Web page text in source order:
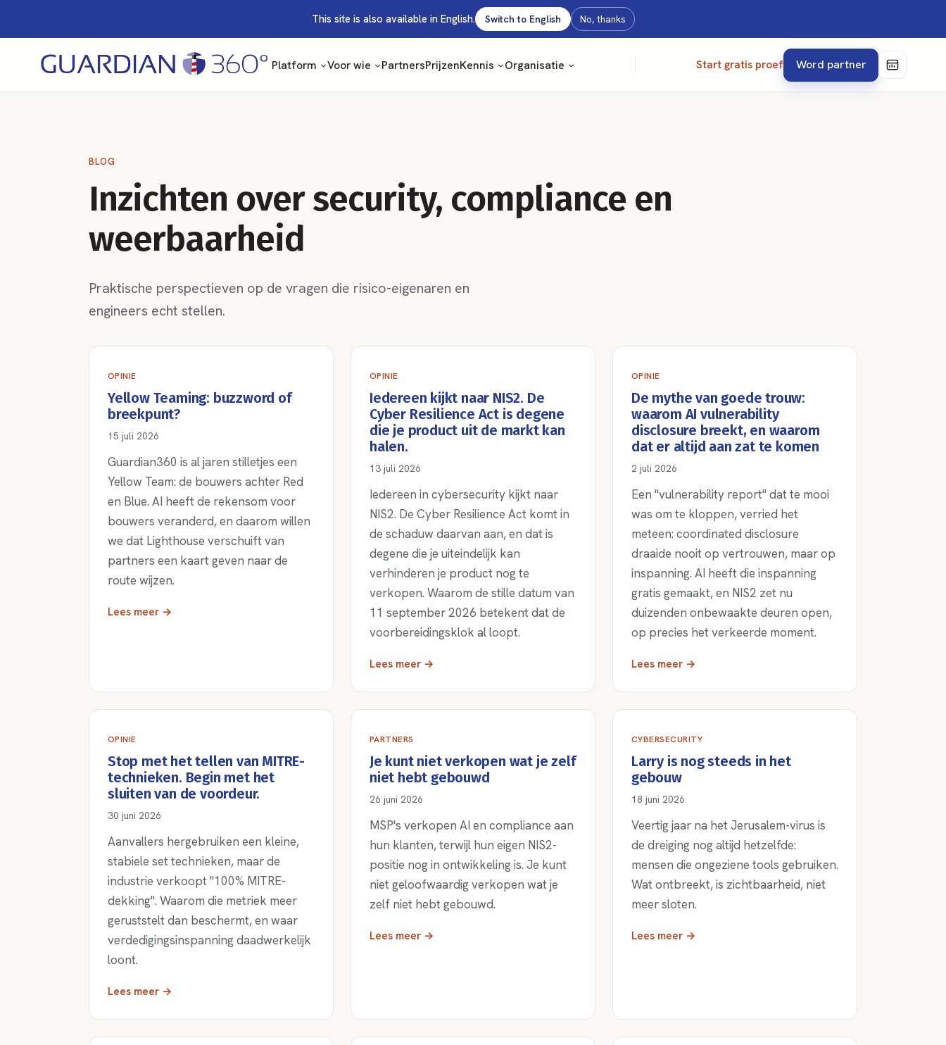
This site is also available in English. Switch to English No, thanks
Platform Voor wie PartnersPrijzenKennis Organisatie Start gratis proef Word partner
BLOG
Inzichten over security, compliance en
weerbaarheid
Praktische perspectieven op de vragen die risico-eigenaren en
engineers echt stellen.
OPINIE
Yellow Teaming: buzzword of
breekpunt?
15 juli 2026
Guardian360 is al jaren stilletjes een
Yellow Team: de bouwers achter Red
en Blue. AI heeft de rekensom voor
bouwers veranderd, en daarom willen
we dat Lighthouse verschuift van
partners een kaart geven naar de
route wijzen.
Lees meer →
OPINIE
Iedereen kijkt naar NIS2. De
Cyber Resilience Act is degene
die je product uit de markt kan
halen.
13 juli 2026
Iedereen in cybersecurity kijkt naar
NIS2. De Cyber Resilience Act komt in
de schaduw daarvan aan, en dat is
degene die je uiteindelijk kan
verhinderen je product nog te
verkopen. Waarom de stille datum van
11 september 2026 betekent dat de
voorbereidingsklok al loopt.
Lees meer →
OPINIE
De mythe van goede trouw:
waarom AI vulnerability
disclosure breekt, en waarom
dat er altijd aan zat te komen
2 juli 2026
Een "vulnerability report" dat te mooi
was om te kloppen, verried het
meteen: coordinated disclosure
draaide nooit op vertrouwen, maar op
inspanning. AI heeft die inspanning
gratis gemaakt, en NIS2 zet nu
duizenden onbewaakte deuren open,
op precies het verkeerde moment.
Lees meer →
OPINIE
Stop met het tellen van MITRE-
technieken. Begin met het
sluiten van de voordeur.
30 juni 2026
Aanvallers hergebruiken een kleine,
stabiele set technieken, maar de
industrie verkoopt "100% MITRE-
dekking". Waarom die metriek meer
geruststelt dan beschermt, en waar
verdedigingsinspanning daadwerkelijk
loont.
Lees meer →
PARTNERS
Je kunt niet verkopen wat je zelf
niet hebt gebouwd
26 juni 2026
MSP's verkopen AI en compliance aan
hun klanten, terwijl hun eigen NIS2-
positie nog in ontwikkeling is. Je kunt
niet geloofwaardig verkopen wat je
zelf niet hebt gebouwd.
Lees meer →
CYBERSECURITY
Larry is nog steeds in het
gebouw
18 juni 2026
Veertig jaar na het Jerusalem-virus is
de dreiging nog altijd hetzelfde:
mensen die ongeziene tools gebruiken.
Wat ontbreekt, is zichtbaarheid, niet
meer sloten.
Lees meer →